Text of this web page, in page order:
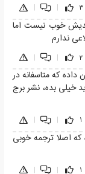
3
|
|
خوب نیست اما
ندارم
2
|
|
که متاسفانه در
خیلی بده، نشر برج
1
|
|
اصلا ترجمه خوبی
1
|
|